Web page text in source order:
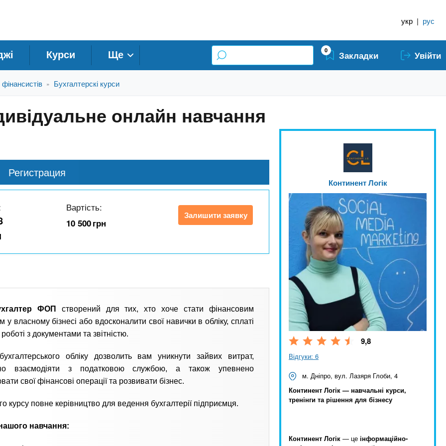
укр | рус
Курси Ще 0 Закладки Увійти
» Бухгалтерскі курси
онлайн навчання
Регистрация
Вартість:
10 500грн
Залишити заявку
ФОП
створений для тих, хто хоче стати фінансовим
у власному бізнесі або вдосконалити свої навички в обліку, сплаті
роботі з документами та звітністю.
обліку дозволить вам уникнути зайвих витрат,
взаємодіяти з податковою службою, а також упевнено
свої фінансові операції та розвивати бізнес.
курсу повне керівництво для ведення бухгалтерії підприємця.
навчання:
Континент Логік
9,8
Відгуки: 6
м. Дніпро, вул. Лазяря Глоби, 4
Континент Логік — навчальні курси,
тренінги та рішення для бізнесу
Континент Логік — це інформаційно-